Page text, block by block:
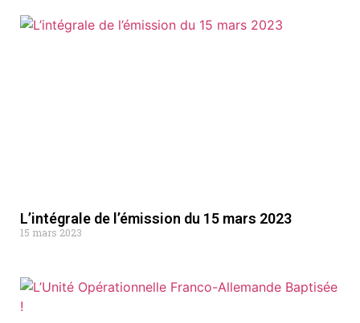
L’intégrale de l’émission du 15 mars 2023
15 mars 2023